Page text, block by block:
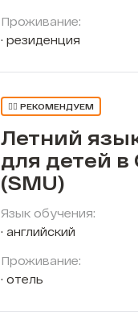
Проживание:
резиденция
👍🏼 РЕКОМЕНДУЕМ
Летний
для детей в
(SMU)
Язык обучения:
английский
Проживание:
отель